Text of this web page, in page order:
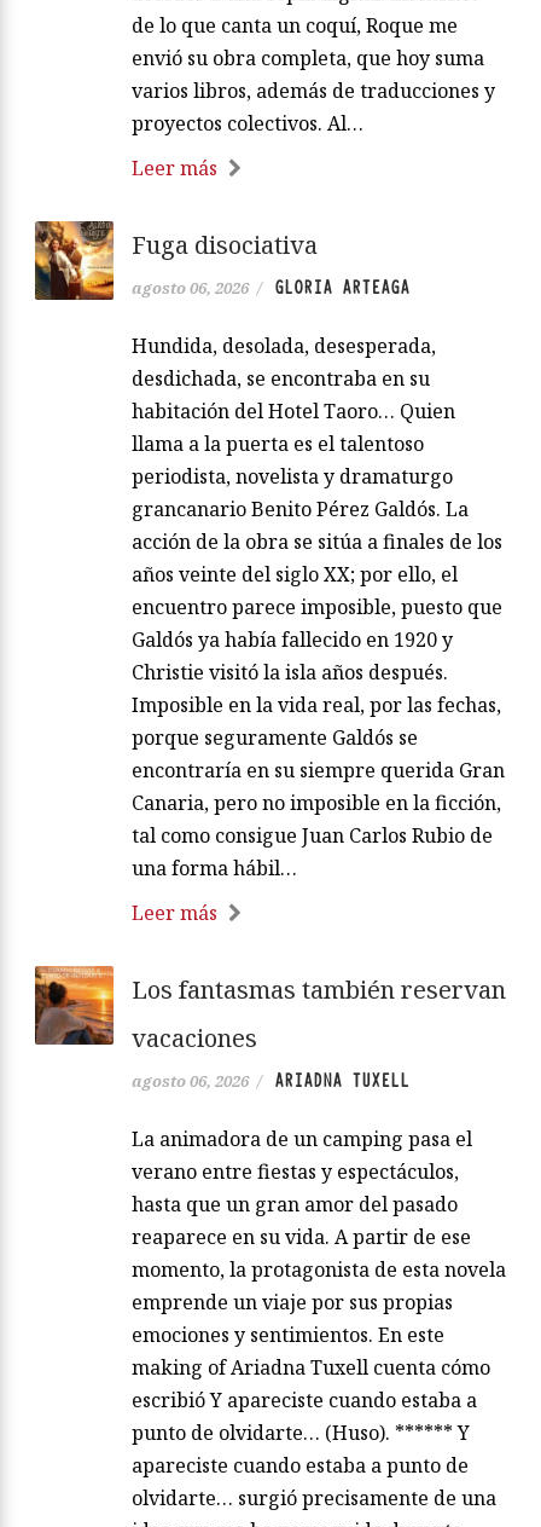
de lo que canta un coquí, Roque me
envió su obra completa, que hoy suma
varios libros, además de traducciones y
proyectos colectivos. Al…
Leer más
Fuga disociativa
agosto 06, 2026 / GLORIA ARTEAGA
Hundida, desolada, desesperada,
desdichada, se encontraba en su
habitación del Hotel Taoro… Quien
llama a la puerta es el talentoso
periodista, novelista y dramaturgo
grancanario Benito Pérez Galdós. La
acción de la obra se sitúa a finales de los
años veinte del siglo XX; por ello, el
encuentro parece imposible, puesto que
Galdós ya había fallecido en 1920 y
Christie visitó la isla años después.
Imposible en la vida real, por las fechas,
porque seguramente Galdós se
encontraría en su siempre querida Gran
Canaria, pero no imposible en la ficción,
tal como consigue Juan Carlos Rubio de
una forma hábil…
Leer más
Los fantasmas también reservan
vacaciones
agosto 06, 2026 / ARIADNA TUXELL
La animadora de un camping pasa el
verano entre fiestas y espectáculos,
hasta que un gran amor del pasado
reaparece en su vida. A partir de ese
momento, la protagonista de esta novela
emprende un viaje por sus propias
emociones y sentimientos. En este
making of Ariadna Tuxell cuenta cómo
escribió Y apareciste cuando estaba a
punto de olvidarte… (Huso). ****** Y
apareciste cuando estaba a punto de
olvidarte… surgió precisamente de una